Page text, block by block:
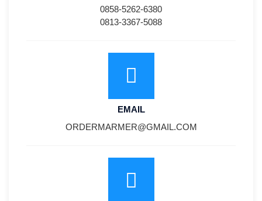
0858-5262-6380
0813-3367-5088
EMAIL
ORDERMARMER@GMAIL.COM